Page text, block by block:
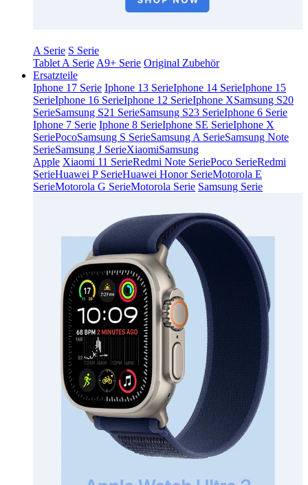
A Serie S Serie
Tablet A Serie A9+ Serie Original Zubehör
Ersatzteile
Iphone 17 Serie Iphone 13 SerieIphone 14 SerieIphone 15
SerieIphone 16 SerieIphone 12 SerieIphone XSamsung S20
SerieSamsung S21 SerieSamsung S23 SerieIphone 6 Serie
Iphone 7 Serie Iphone 8 SerieIphone SE SerieIphone X
SeriePocoSamsung S SerieSamsung A SerieSamsung Note
SerieSamsung J SerieXiaomiSamsung
Apple Xiaomi 11 SerieRedmi Note SeriePoco SerieRedmi
SerieHuawei P SerieHuawei Honor SerieMotorola E
SerieMotorola G SerieMotorola Serie Samsung Serie